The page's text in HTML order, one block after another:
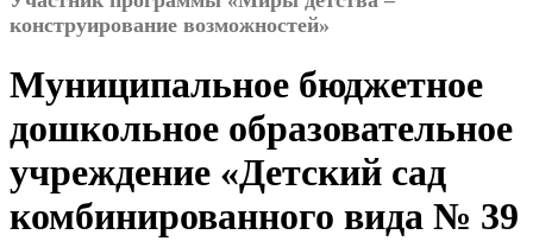
конструирование возможностей»
Муниципальное бюджетное
дошкольное образовательное
учреждение «Детский сад
комбинированного вида № 39